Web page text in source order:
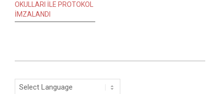
OKULLARI İLE PROTOKOL
İMZALANDI
02-
29